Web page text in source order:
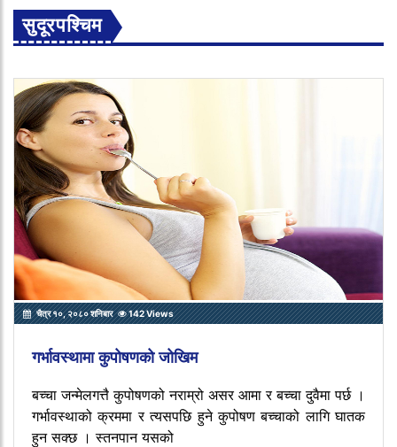
सुदूरपश्चिम
चैत्र १०, २०८० शनिबार 142 Views
गर्भावस्थामा कुपोषणको जोखिम
बच्चा जन्मेलगत्तै कुपोषणको नराम्रो असर आमा र बच्चा दुवैमा पर्छ ।
गर्भावस्थाको क्रममा र त्यसपछि हुने कुपोषण बच्चाको लागि घातक
हुन सक्छ । स्तनपान यसको